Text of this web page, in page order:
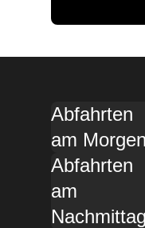
Abfahrten
am Morgen
Abfahrten
am
Nachmittag